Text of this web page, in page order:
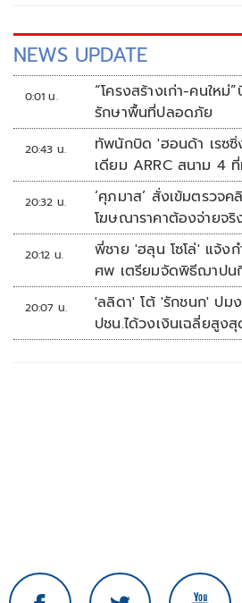
NEWS UPDATE
0:01 น.
“โครงสร้างเก่า-คนใหม่”บีอาร์เอ็
รักษาพื้นที่ปลอดภัย
20:43 น.
ทัพนักบิด 'ฮอนด้า เรซ
เดียม ARRC สนาม 4
20:32 น.
‘ศุภมาส’ สั่งเข้มตรวจ
โฆษณาราคาต้องจ่ายจริ
20:12 น.
พี่ชาย 'ฮลุน โซโล่' แจ้ง
ศพ เตรียมจัดพิธีฌาปน
20:07 น.
'ลลิดา' โต้ 'รักชนก' ปม
ปชน.ได้วงเงินเฉลี่ยสูงสุ